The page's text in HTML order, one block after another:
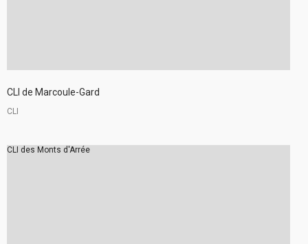
CLI de Marcoule-Gard
CLI
CLI des Monts d'Arrée